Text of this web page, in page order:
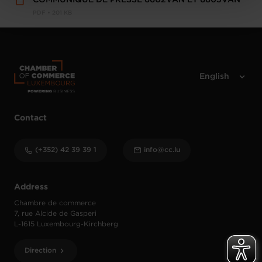
Address
Chambre de commerce
7, rue Alcide de Gasperi
L-1615 Luxembourg-Kirchberg
Direction
Contact
(+352) 42 39 39 1 info@cc.lu